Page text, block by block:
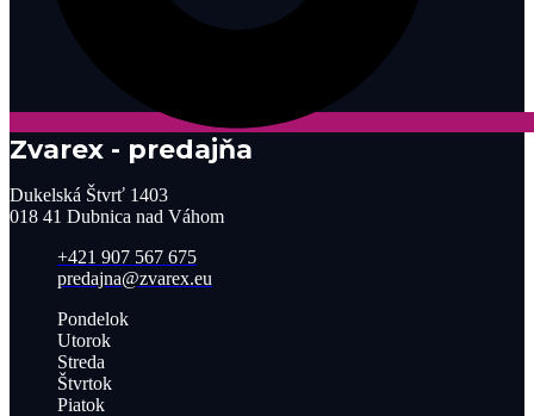
Zvarex - predajňa
Dukelská Štvrť 1403
018 41 Dubnica nad Váhom
+421 907 567 675
predajna@zvarex.eu
Pondelok
Utorok
Streda
Štvrtok
Piatok